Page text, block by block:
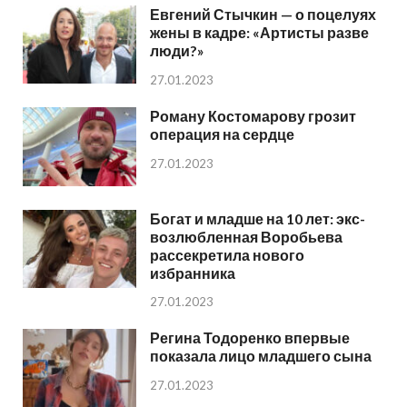
Евгений Стычкин — о поцелуях
жены в кадре: «Артисты разве
люди?»
27.01.2023
Роману Костомарову грозит
операция на сердце
27.01.2023
Богат и младше на 10 лет: экс-
возлюбленная Воробьева
рассекретила нового
избранника
27.01.2023
Регина Тодоренко впервые
показала лицо младшего сына
27.01.2023